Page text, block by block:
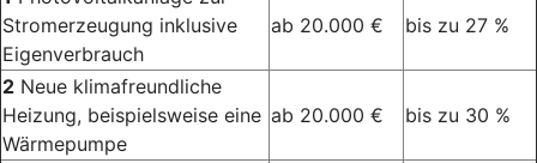
Stromerzeugung inklusive
Eigenverbrauch
ab 20.000 € bis zu 27 %
2 Neue klimafreundliche
Heizung, beispielsweise eine
Wärmepumpe
ab 20.000 € bis zu 30 %